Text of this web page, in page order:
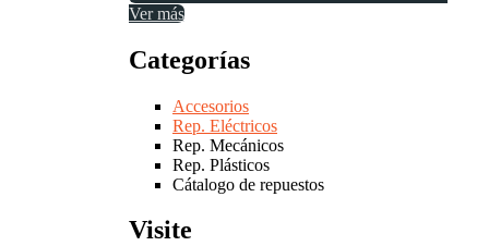
Ver más
Categorías
Accesorios
Rep. Eléctricos
Rep. Mecánicos
Rep. Plásticos
Cátalogo de repuestos
Visite